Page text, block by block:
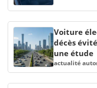
Voiture
décès
une étude
actualité